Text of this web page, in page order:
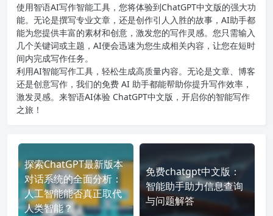
使用智语AI写作智能工具，您将体验到ChatGPT中文版的强大功
能。无论是撰写专业文章，还是创作引人入胜的故事，AI助手都
能为您提供丰富的素材和创意，激发您的写作灵感。您只需输入
几个关键词或主题，AI便会迅速为您生成相关内容，让您在短时
间内完成写作任务。
利用AI智能写作工具，轻松生成高质量内容。无论是文章、博客
还是创意写作，我们的免费 AI 助手都能帮助你提升写作效率，
激发灵感。来智语AI体验 ChatGPT中文版 ，开启你的智能写作
之旅！
探索ChatGPT最新版本
对话系统的全面分析：
人工智能能否真正取代
人类智能？
免费chatgpt中文版：
智能助手助力信息查询
与问题解答